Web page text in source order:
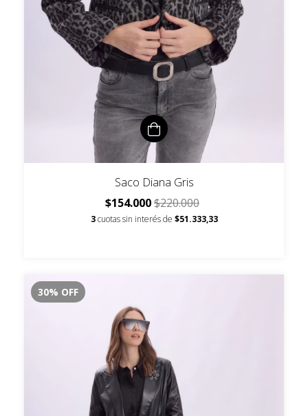
Saco Diana Gris
$154.000$220.000
3 cuotas sin interés de $51.333,33
30% OFF